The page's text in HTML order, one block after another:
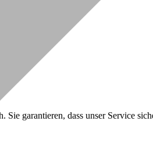
garantieren, dass unser Service